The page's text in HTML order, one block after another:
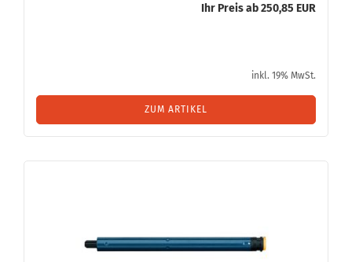
Ihr Preis ab 250,85 EUR
inkl. 19% MwSt.
ZUM ARTIKEL